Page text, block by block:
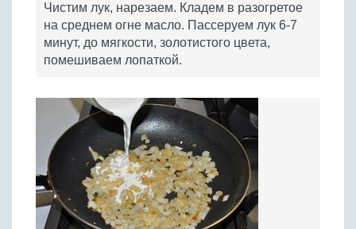
Чистим лук, нарезаем. Кладем в разогретое
на среднем огне масло. Пассеруем лук 6-7
минут, до мягкости, золотистого цвета,
помешиваем лопаткой.